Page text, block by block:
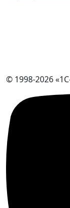
© 1998-2026